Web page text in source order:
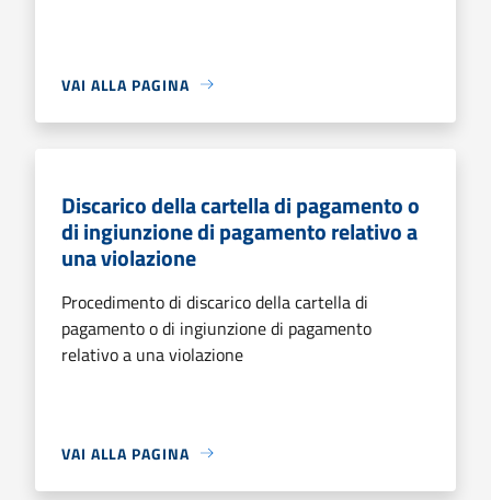
VAI ALLA PAGINA
Discarico della cartella di pagamento o
di ingiunzione di pagamento relativo a
una violazione
Procedimento di discarico della cartella di
pagamento o di ingiunzione di pagamento
relativo a una violazione
VAI ALLA PAGINA